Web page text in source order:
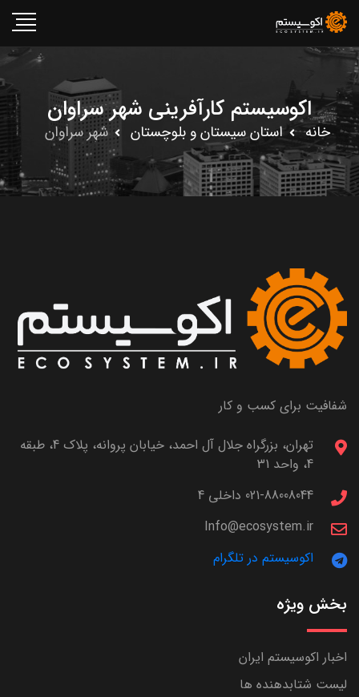
اکوسیستم کارآفرینی شهر سراوان
خانه استان سيستان و بلوچستان شهر سراوان
شفافیت برای کسب و کار
تهران، بزرگراه جلال آل احمد، خیابان پروانه، پلاک 4، طبقه
4، واحد 31
021-88008044 داخلی 4
Info@ecosystem.ir
اکوسیستم در تلگرام
بخش ویژه
اخبار اکوسیستم ایران
لیست شتابدهنده ها